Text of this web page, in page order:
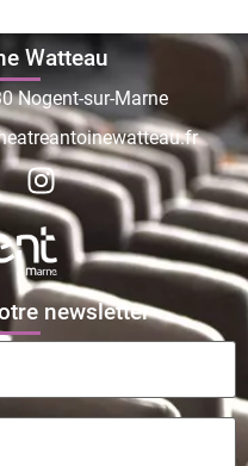
Watteau
Nogent-sur-Marne
newsletter